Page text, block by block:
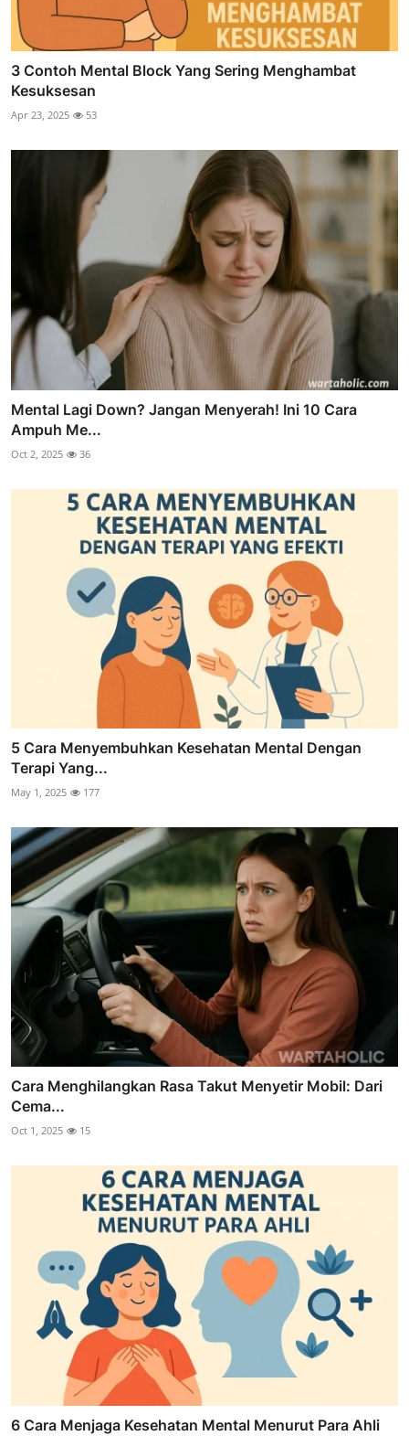
3 Contoh Mental Block Yang Sering Menghambat
Kesuksesan
Apr 23, 2025 53
Mental Lagi Down? Jangan Menyerah! Ini 10 Cara
Ampuh Me...
Oct 2, 2025 36
5 Cara Menyembuhkan Kesehatan Mental Dengan
Terapi Yang...
May 1, 2025 177
Cara Menghilangkan Rasa Takut Menyetir Mobil: Dari
Cema...
Oct 1, 2025 15
6 Cara Menjaga Kesehatan Mental Menurut Para Ahli